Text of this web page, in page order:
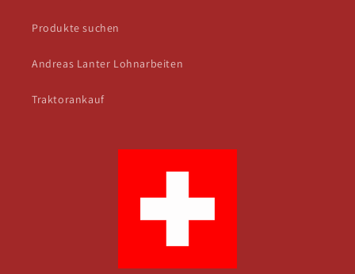
Produkte suchen
Andreas Lanter Lohnarbeiten
Traktorankauf